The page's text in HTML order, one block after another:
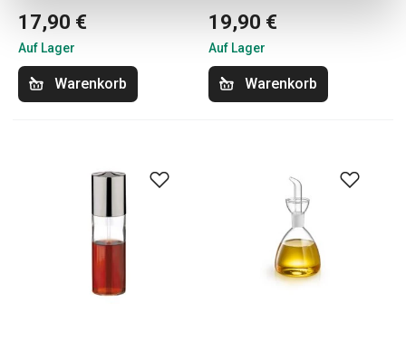
17,90 €
Auf Lager
Warenkorb
19,90 €
Auf Lager
Warenkorb